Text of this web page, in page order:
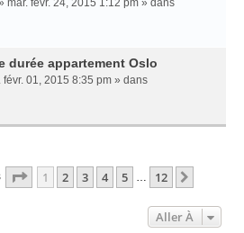
mar. févr. 24, 2015 1:12 pm » dans
durée appartement Oslo
févr. 01, 2015 8:35 pm » dans
Page 1Sur
1 2 3 4 5 … 12
Aller À